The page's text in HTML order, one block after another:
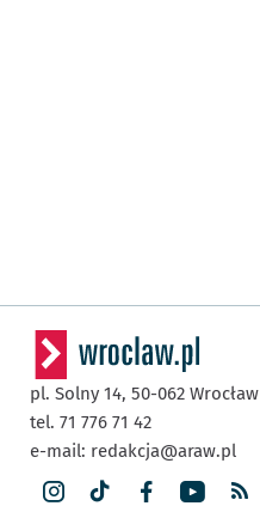
pl. Solny 14, 50-062 Wrocław
tel. 71 776 71 42
e-mail: redakcja@araw.pl